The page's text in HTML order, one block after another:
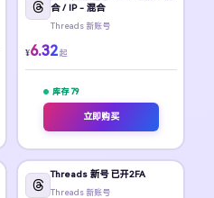
合 / IP - 混合
Threads 新账号
¥6.32 起
库存 79
立即购买
Threads 新号 已开2FA
Threads 新账号